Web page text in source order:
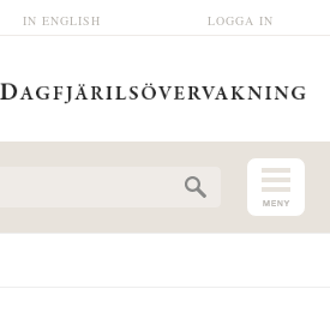
LOGGA IN
IN ENGLISH